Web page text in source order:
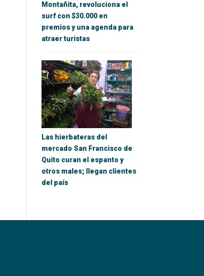
Montañita, revoluciona el
surf con $30.000 en
premios y una agenda para
atraer turistas
Las hierbateras del
mercado San Francisco de
Quito curan el espanto y
otros males; llegan clientes
del país